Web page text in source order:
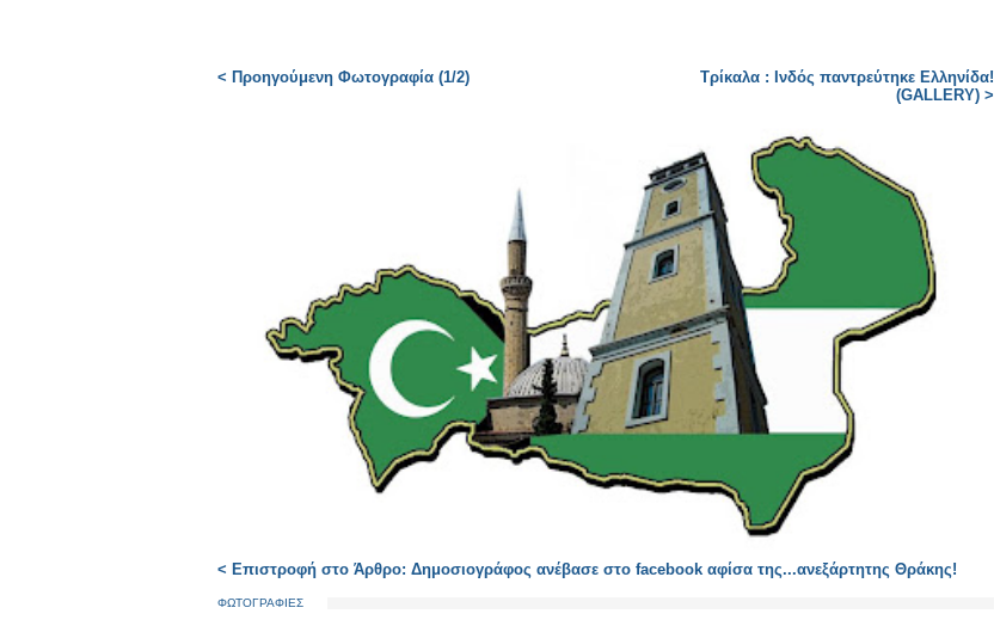
< Προηγούμενη Φωτογραφία (1/2)
Τρίκαλα : Ινδός παντρεύτηκε Ελληνίδα!
(GALLERY) >
< Επιστροφή στο Άρθρο: Δημοσιογράφος ανέβασε στο facebook αφίσα της...ανεξάρτητης Θράκης!
ΦΩΤΟΓΡΑΦΙΕΣ